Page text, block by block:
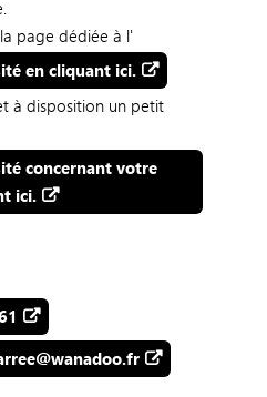
page dédiée à l'
en cliquant ici.
à disposition un petit
concernant votre
ici.